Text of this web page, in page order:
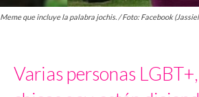
Meme que incluye la palabra jochis. / Foto: Facebook
Varias personas